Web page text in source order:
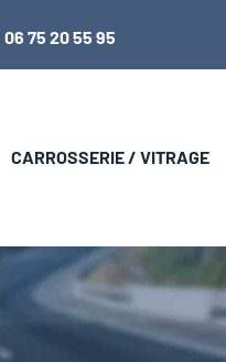
06 75 20 55 95
CARROSSERIE / VITRAGE